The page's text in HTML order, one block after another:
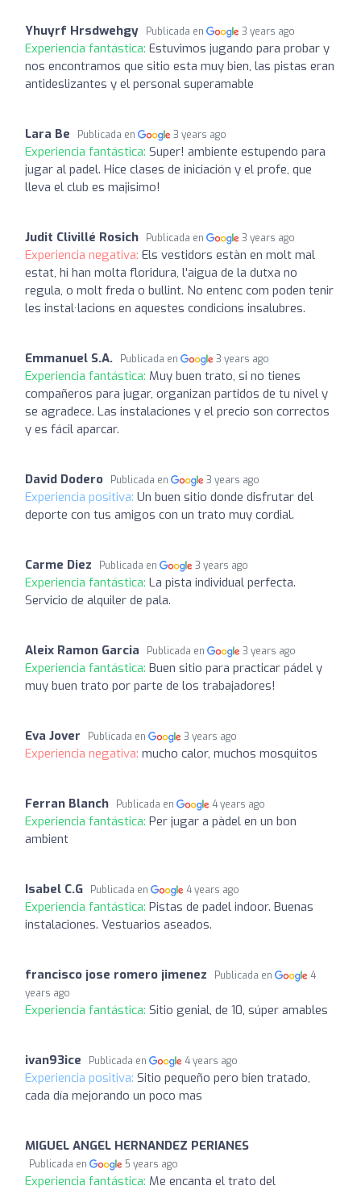
Yhuyrf Hrsdwehgy Publicada en 3 years ago
Experiencia fantástica: Estuvimos jugando para probar y
nos encontramos que sitio esta muy bien, las pistas eran
antideslizantes y el personal superamable
Lara Be Publicada en 3 years ago
Experiencia fantástica: Super! ambiente estupendo para
jugar al padel. Hice clases de iniciación y el profe, que
lleva el club es majisimo!
Judit Clivillé Rosich Publicada en 3 years ago
Experiencia negativa: Els vestidors estàn en molt mal
estat, hi han molta floridura, l'aigua de la dutxa no
regula, o molt freda o bullint. No entenc com poden tenir
les instal·lacions en aquestes condicions insalubres.
Emmanuel S.A. Publicada en 3 years ago
Experiencia fantástica: Muy buen trato, si no tienes
compañeros para jugar, organizan partidos de tu nivel y
se agradece. Las instalaciones y el precio son correctos
y es fácil aparcar.
David Dodero Publicada en 3 years ago
Experiencia positiva: Un buen sitio donde disfrutar del
deporte con tus amigos con un trato muy cordial.
Carme Diez Publicada en 3 years ago
Experiencia fantástica: La pista individual perfecta.
Servicio de alquiler de pala.
Aleix Ramon Garcia Publicada en 3 years ago
Experiencia fantástica: Buen sitio para practicar pádel y
muy buen trato por parte de los trabajadores!
Eva Jover Publicada en 3 years ago
Experiencia negativa: mucho calor, muchos mosquitos
Ferran Blanch Publicada en 4 years ago
Experiencia fantástica: Per jugar a pàdel en un bon
ambient
Isabel C.G Publicada en 4 years ago
Experiencia fantástica: Pistas de padel indoor. Buenas
instalaciones. Vestuarios aseados.
francisco jose romero jimenez Publicada en
4
years ago
Experiencia fantástica: Sitio genial, de 10, súper amables
ivan93ice Publicada en 4 years ago
Experiencia positiva: Sitio pequeño pero bien tratado,
cada día mejorando un poco mas
MIGUEL ANGEL HERNANDEZ PERIANES
Publicada en 5 years ago
Experiencia fantástica: Me encanta el trato del